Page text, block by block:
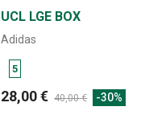
UCL LGE BOX
Adidas
5
28,00 € 40,00 € -30%